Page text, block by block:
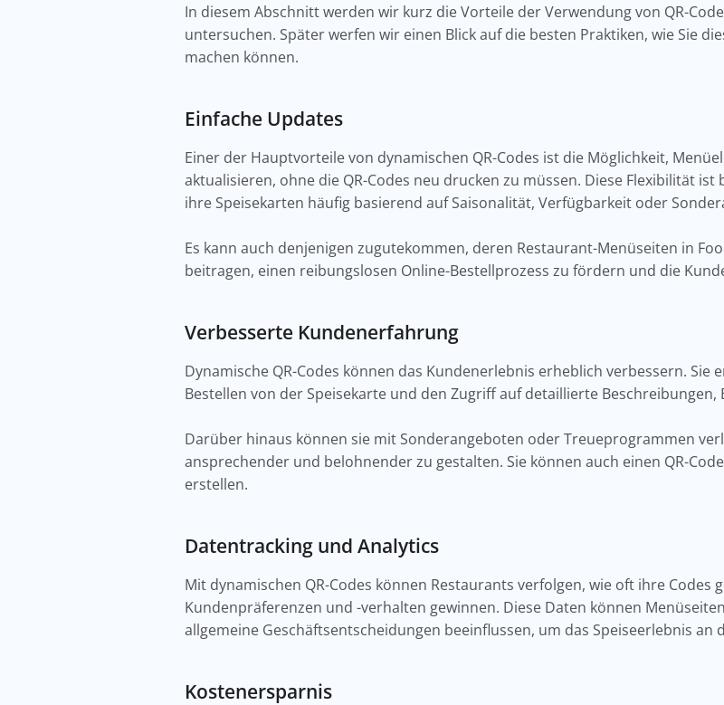
In diesem Abschnitt werden wir kurz die Vorteile der Verwendung von QR-
untersuchen. Später werfen wir einen Blick auf die besten Praktiken, wie Sie
machen können.
Einfache Updates
Einer der Hauptvorteile von dynamischen QR-Codes ist die Möglichkeit,
aktualisieren, ohne die QR-Codes neu drucken zu müssen. Diese Flexibilität
ihre Speisekarten häufig basierend auf Saisonalität, Verfügbarkeit oder
Es kann auch denjenigen zugutekommen, deren Restaurant-Menüseiten in
beitragen, einen reibungslosen Online-Bestellprozess zu fördern und die
Verbesserte Kundenerfahrung
Dynamische QR-Codes können das Kundenerlebnis erheblich verbessern.
Bestellen von der Speisekarte und den Zugriff auf detaillierte
Darüber hinaus können sie mit Sonderangeboten oder Treueprogrammen
ansprechender und belohnender zu gestalten. Sie können auch einen QR-
erstellen.
Datentracking und Analytics
Mit dynamischen QR-Codes können Restaurants verfolgen, wie oft ihre Codes
Kundenpräferenzen und -verhalten gewinnen. Diese Daten können
allgemeine Geschäftsentscheidungen beeinflussen, um das Speiseerlebnis an
Kostenersparnis